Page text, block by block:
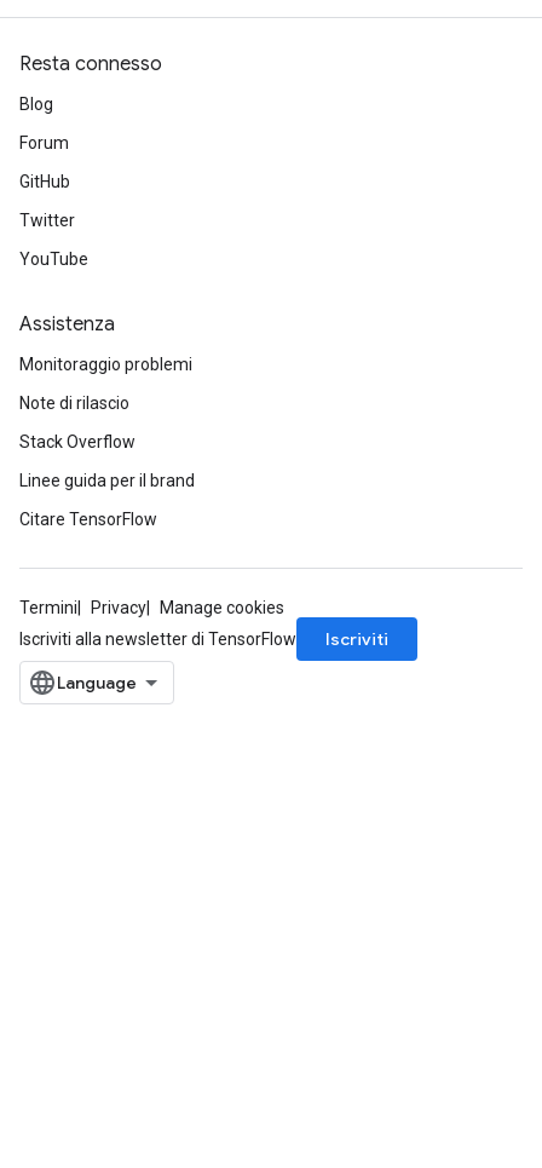
Resta connesso
Blog
Forum
GitHub
Twitter
YouTube
Assistenza
Monitoraggio problemi
Note di rilascio
Stack Overflow
Linee guida per il brand
Citare TensorFlow
Termini Privacy
Manage cookies
Iscriviti alla newsletter di TensorFlow
Iscriviti